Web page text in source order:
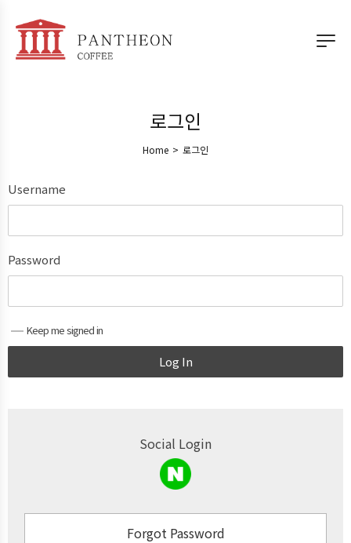
로그인
Home > 로그인
Username
Password
Keep me signed in
Log In
Social Login
Forgot Password